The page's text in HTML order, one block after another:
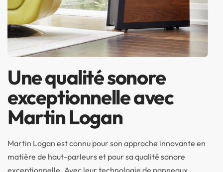
Une qualité sonore
exceptionnelle avec
Martin Logan
Martin Logan est connu pour son approche innovante en
matière de haut-parleurs et pour sa qualité sonore